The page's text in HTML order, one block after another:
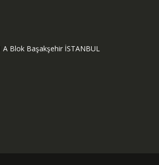
Blok Başakşehir İSTANBUL